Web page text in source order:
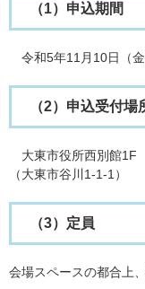
（1）申込期間
令和5年11月10日（
（2）申込受付場
大東市役所西別館1F
（大東市谷川1-1-1）
（3）定員
会場スペースの都合上